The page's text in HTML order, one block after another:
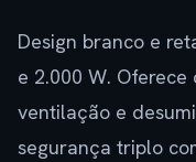
Design branco e
e 2.000 W.
ventilação e
segurança triplo